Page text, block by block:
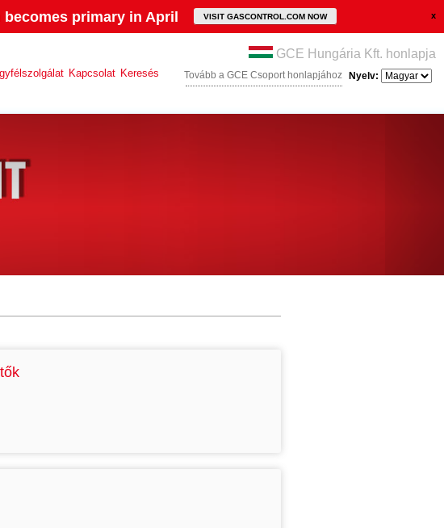
primary in April VISIT GASCONTROL.COM NOW
Kapcsolat Keresés
GCE Hungária Kft. honlapja
Tovább a GCE Csoport honlapjához Nyelv: